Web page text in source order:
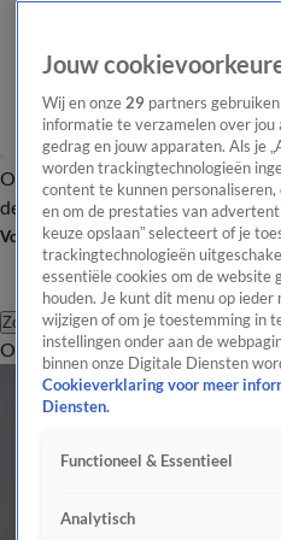
OverzichtAfleveringen
de redactieNieuwsbrief
Volg Shownieuws
Zoeken
OverzichtEntertainment
Alle Evenementen
Samuel Welten wint Buma Award met
DI-RECT grote winnaar van Buma Lifetime
Dramatische start voor Max Verstappen bij
Jouw
Wij en onze 29 partners
informatie te verzamelen over jou
gedrag en jouw apparaten. Als je
worden trackingtechnologieën
content te kunnen
en om de prestaties van
keuze opslaan” selecteert of je
trackingtechnologieën
essentiële cookies om de website
houden. Je kunt dit menu op
wijzigen of om je toestemming in
instellingen onder aan de
binnen onze Digitale Diensten
Cookieverklaring voor meer
Diensten.
Functioneel & Essentieel
Analytisch